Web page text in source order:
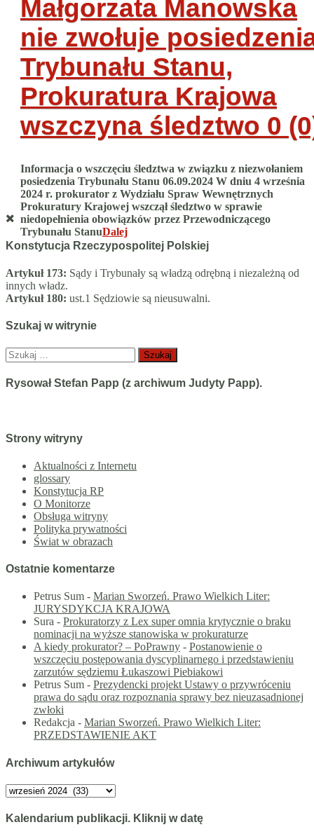
Małgorzata Manowska
nie zwołuje
Trybunału Stanu,
Prokuratura Krajowa
wszczyna śledztwo 0
Informacja o wszczęciu śledztwa w związku z niezwołaniem
posiedzenia Trybunału Stanu 06.09.2024 W dniu 4 września
2024 r. prokurator z Wydziału Spraw Wewnętrznych
Prokuratury Krajowej wszczął śledztwo w sprawie
niedopełnienia obowiązków przez Przewodniczącego
Trybunału StanuDalej
Konstytucja Rzeczypospolitej Polskiej
Artykuł 173: Sądy i Trybunały są władzą odrębną i niezależną od
innych władz.
Artykuł 180: ust.1 Sędziowie są nieusuwalni.
Szukaj w witrynie
Szukaj:
Rysował Stefan Papp (z archiwum Judyty Papp).
Strony witryny
Aktualności z Internetu
glossary
Konstytucja RP
O Monitorze
Obsługa witryny
Polityka prywatności
Świat w obrazach
Ostatnie komentarze
Petrus Sum - Marian Sworzeń. Prawo Wielkich Liter:
JURYSDYKCJA KRAJOWA
Sura - Prokuratorzy z Lex super omnia krytycznie o braku
nominacji na wyższe stanowiska w prokuraturze
A kiedy prokurator? – PoPrawny - Postanowienie o
wszczęciu postępowania dyscyplinarnego i przedstawieniu
zarzutów sędziemu Łukaszowi Piebiakowi
Petrus Sum - Prezydencki projekt Ustawy o przywróceniu
prawa do sądu oraz rozpoznania sprawy bez nieuzasadnionej
zwłoki
Redakcja - Marian Sworzeń. Prawo Wielkich Liter:
PRZEDSTAWIENIE AKT
Archiwum artykułów
Archiwum
Kalendarium publikacji. Kliknij w datę